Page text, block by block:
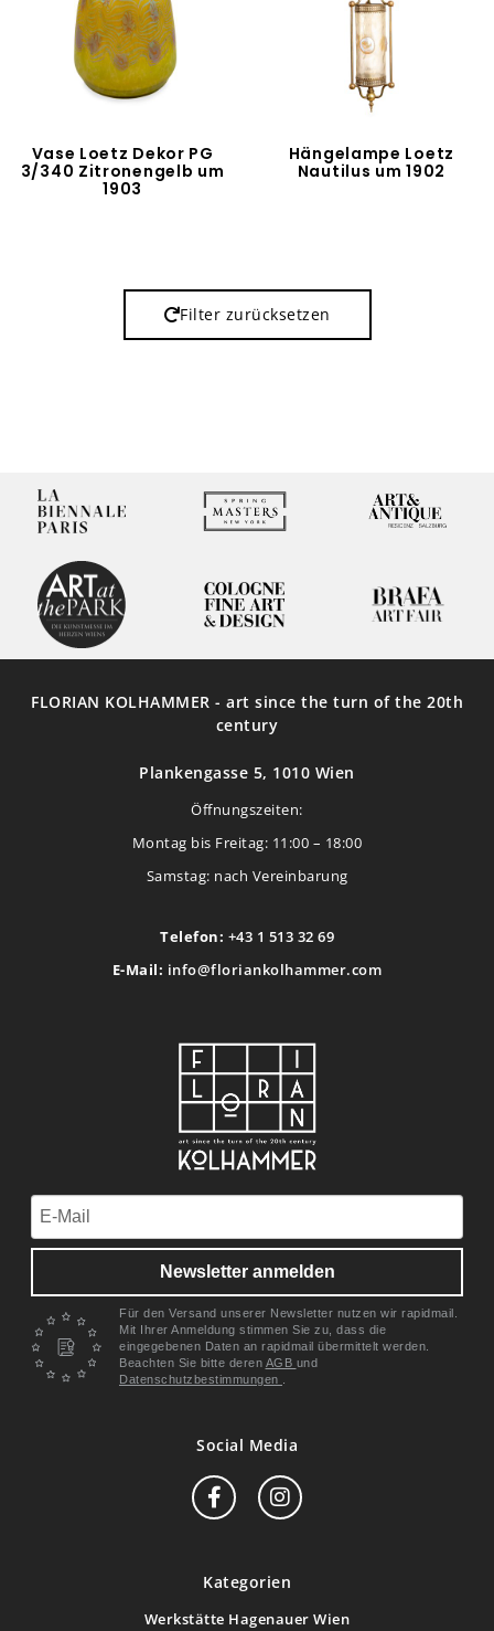
Vase Loetz Dekor PG
3/340 Zitronengelb um
1903
Hängelampe Loetz
Nautilus um 1902
Filter zurücksetzen
FLORIAN KOLHAMMER - art since the turn of the 20th
century
Plankengasse 5, 1010 Wien
Öffnungszeiten:
Montag bis Freitag: 11:00 – 18:00
Samstag: nach Vereinbarung
Telefon: +43 1 513 32 69
E-Mail: info@floriankolhammer.com
Newsletter anmelden
Für den Versand unserer Newsletter nutzen wir rapidmail.
Mit Ihrer Anmeldung stimmen Sie zu, dass die
eingegebenen Daten an rapidmail übermittelt werden.
Beachten Sie bitte deren AGB und
Datenschutzbestimmungen
Social Media
Kategorien
Werkstätte Hagenauer Wien